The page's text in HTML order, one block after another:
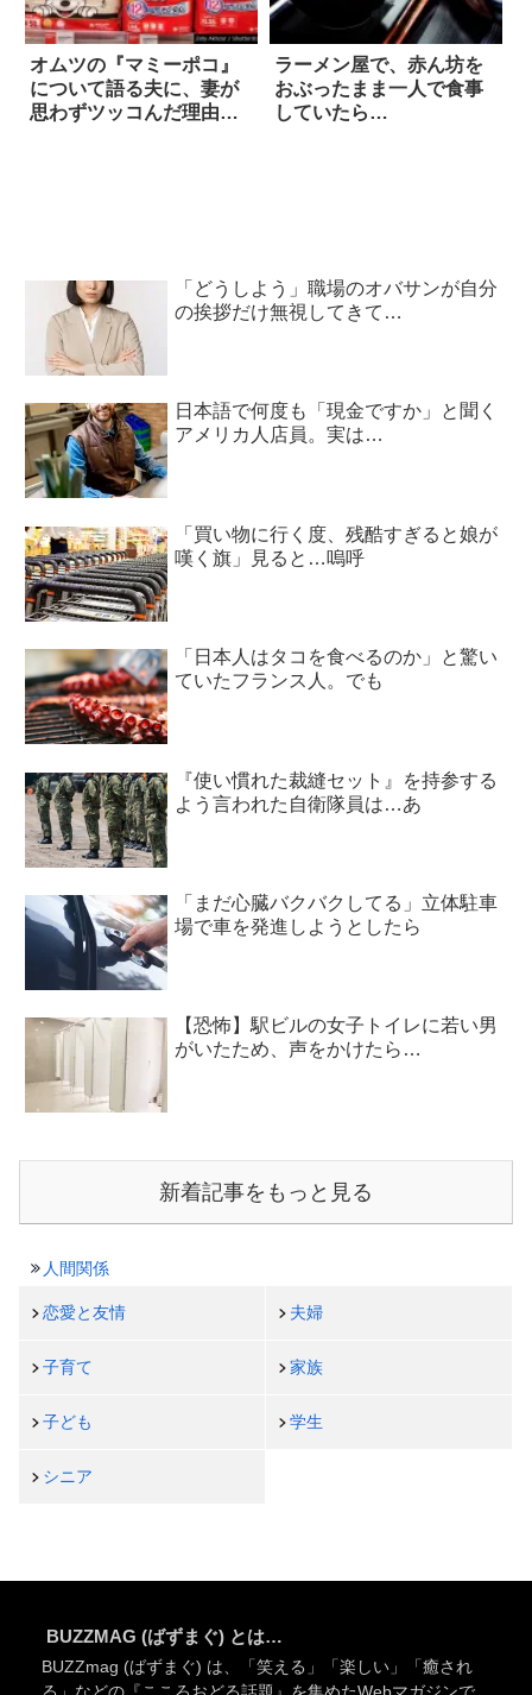
オムツの『マミーポコ』
について語る夫に、妻が
思わずツッコんだ理由
ラーメン屋で、赤ん坊を
おぶったまま一人で食事
していたら…
「どうしよう」職場のオバサンが自分
の挨拶だけ無視してきて…
日本語で何度も「現金ですか」と聞く
アメリカ人店員。実は…
「買い物に行く度、残酷すぎると娘が
嘆く旗」見ると…嗚呼
「日本人はタコを食べるのか」と驚い
ていたフランス人。でも
『使い慣れた裁縫セット』を持参する
よう言われた自衛隊員は…あ
「まだ心臓バクバクしてる」立体駐車
場で車を発進しようとしたら
【恐怖】駅ビルの女子トイレに若い男
がいたため、声をかけたら…
新着記事をもっと見る
人間関係
恋愛と友情 夫婦
子育て 家族
子ども 学生
シニア
BUZZMAG (ばずまぐ) とは…
BUZZmag (ばずまぐ) は、「笑える」「楽しい」「癒され
る」などの『こころおどる話題』を集めたWebマガジンで